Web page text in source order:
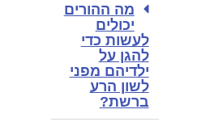
מה ההורים
יכולים
לעשות כדי
להגן על
ילדיהם מפני
לשון הרע
ברשת?